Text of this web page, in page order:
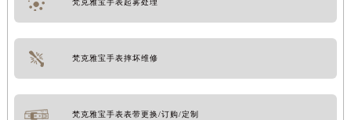
梵克雅宝手表起雾处理
梵克雅宝手表摔坏维修
梵克雅宝手表表带更换/订购/定制